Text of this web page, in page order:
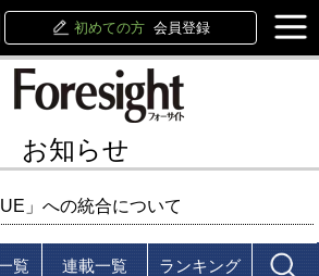
初めての方 会員登録
お知らせ
」への統合について
覧 連載一覧 ランキング